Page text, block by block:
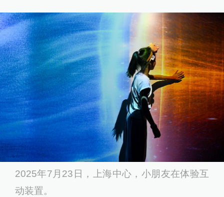
2025年7月23日，上海中心，小朋友在体验互
动装置。